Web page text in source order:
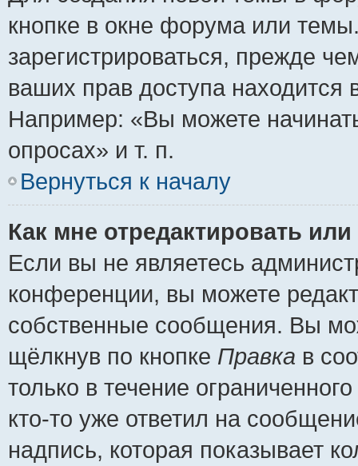
кнопке в окне форума или
зарегистрироваться, прежде
ваших прав доступа
Например: «Вы можете
опросах» и т. п.
Вернуться к началу
Как мне отредактировать
Если вы не являетесь
конференции, вы можете
собственные сообщения. Вы
щёлкнув по кнопке Правка в
только в течение
кто-то уже ответил на
надпись, которая показывает